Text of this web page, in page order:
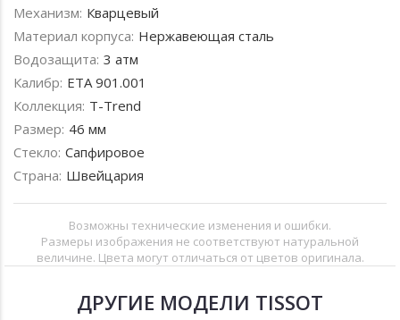
Механизм: Кварцевый
Материал корпуса: Нержавеющая сталь
Водозащита: 3 атм
Калибр: ETA 901.001
Коллекция: T-Trend
Размер: 46 мм
Стекло: Сапфировое
Страна: Швейцария
Возможны технические изменения и ошибки.
Размеры изображения не соответствуют натуральной
величине. Цвета могут отличаться от цветов оригинала.
ДРУГИЕ МОДЕЛИ TISSOT